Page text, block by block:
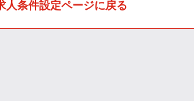
人条件設定ページに戻る